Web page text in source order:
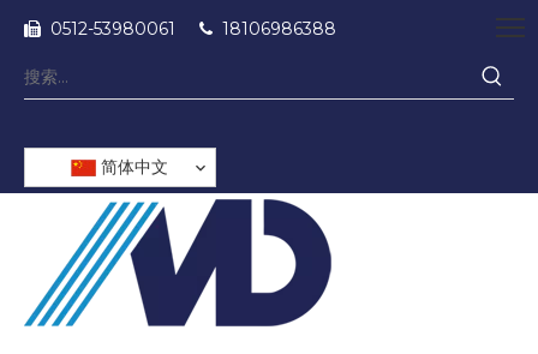
 0512-53980061  18106986388
简体中文